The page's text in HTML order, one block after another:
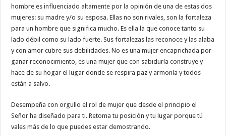
hombre es influenciado altamente por la opinión de una de estas dos
mujeres: su madre y/o su esposa. Ellas no son rivales, son la fortaleza
para un hombre que significa mucho. Es ella la que conoce tanto su
lado débil como su lado fuerte. Sus fortalezas las reconoce y las alaba
y con amor cubre sus debilidades. No es una mujer encaprichada por
ganar reconocimiento, es una mujer que con sabiduría construye y
hace de su hogar el lugar donde se respira paz y armonía y todos
están a salvo.
Desempeña con orgullo el rol de mujer que desde el principio el
Señor ha diseñado para ti. Retoma tu posición y tu lugar porque tú
vales más de lo que puedes estar demostrando.